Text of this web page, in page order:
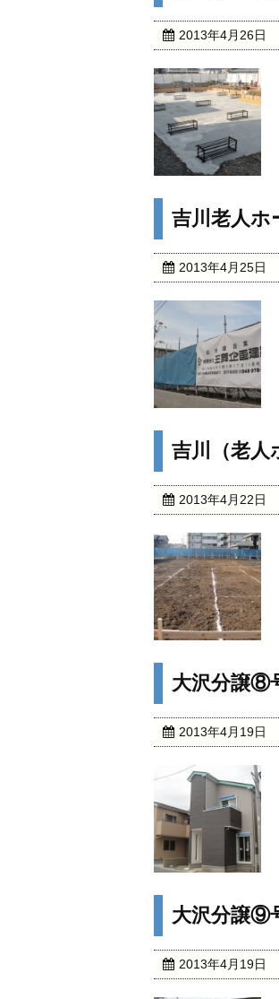
2013年4月26日
吉川老人ホ
2013年4月25日
吉川（老人
2013年4月22日
大沢分譲⑧
2013年4月19日
大沢分譲⑨
2013年4月19日